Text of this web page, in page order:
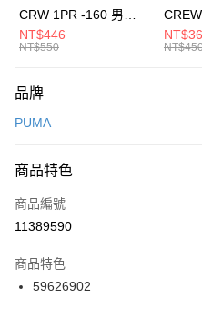
元大商業銀行
台灣樂天信用卡公司
全盈+PAY
AFTEE先享後付
【關於「AFTEE先享後付」】
便利好安心！
３．安心：先確認商品／服務後，再
【「AFTEE先享後付」結帳流程】
１．於結帳方式選擇「AFTEE先享後
２．訂單成立數日內，您將收到繳費
３．收到繳費通知簡訊後14天內，點
ATM／網路銀行／等多元方式進行付
運送方式
每筆NT$100，滿NT$1,500(含以
宅配
每筆NT$100，滿NT$1,500(含以
付款後門市自取
每筆NT$100，滿NT$1,500(含以
CRW 1PR -160 男女
中統襪 FZ3393100
NT$446
NT$550
品牌
PUMA
商品特色
商品編號
11389590
商品特色
59626902